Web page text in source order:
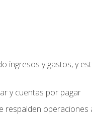
ingresos y gastos, y
y cuentas por pagar
respalden operaciones